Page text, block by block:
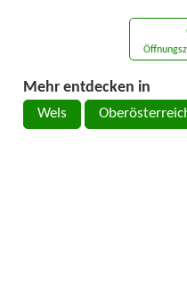
Mehr entdecken in
Wels